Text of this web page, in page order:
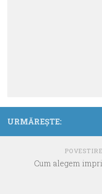
URMĂREȘTE:
Cum alegem